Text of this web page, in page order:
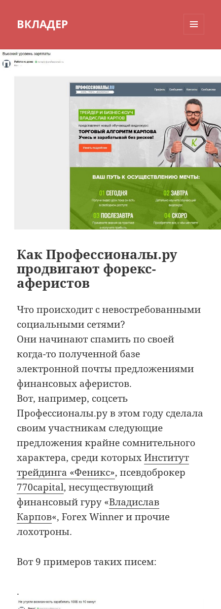
ВКЛАДЕР
Как Профессионалы.ру
продвигают форекс-
аферистов
Что происходит с невостребованными
социальными сетями?
Они начинают спамить по своей
когда-то полученной базе
электронной почты предложениями
финансовых аферистов.
Вот, например, соцсеть
Профессионалы.ру в этом году сделала
своим участникам следующие
предложения крайне сомнительного
характера, среди которыхИнститут
трейдинга «Феникс», псевдоброкер
770capital, несуществующий
финансовый гуру «Владислав
Карпов«, Forex Winner и прочие
лохотроны.
Вот 9 примеров таких писем:
.